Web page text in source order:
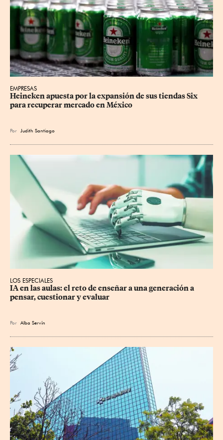
EMPRESAS
Heineken apuesta por la expansión de sus tiendas Six
para recuperar mercado en México
Por Judith Santiago
LOS ESPECIALES
IA en las aulas: el reto de enseñar a una generación a
pensar, cuestionar y evaluar
Por Alba Servín